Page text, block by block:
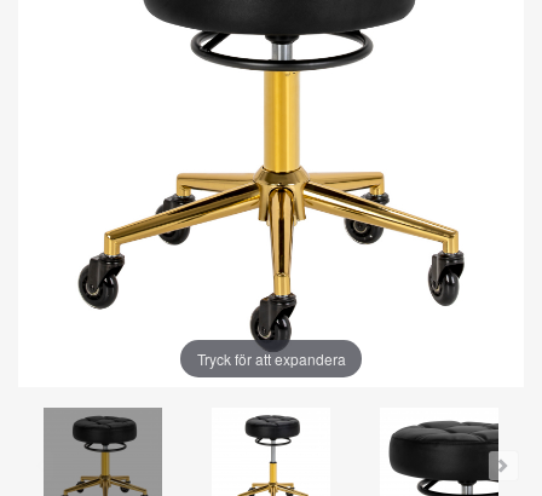
Tryck för att expandera